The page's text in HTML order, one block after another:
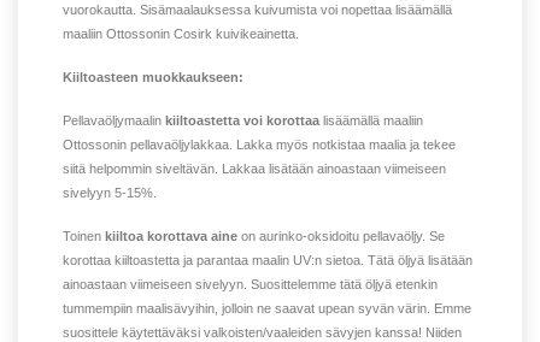
vuorokautta. Sisämaalauksessa kuivumista voi nopettaa lisäämällä
maaliin Ottossonin Cosirk kuivikeainetta.
Kiiltoasteen muokkaukseen:
Pellavaöljymaalin kiiltoastetta voi korottaa lisäämällä maaliin
Ottossonin pellavaöljylakkaa. Lakka myös notkistaa maalia ja tekee
siitä helpommin siveltävän. Lakkaa lisätään ainoastaan viimeiseen
sivelyyn 5-15%.
Toinen kiiltoa korottava aine on aurinko-oksidoitu pellavaöljy. Se
korottaa kiiltoastetta ja parantaa maalin UV:n sietoa. Tätä öljyä lisätään
ainoastaan viimeiseen sivelyyn. Suosittelemme tätä öljyä etenkin
tummempiin maalisävyihin, jolloin ne saavat upean syvän värin. Emme
suosittele käytettäväksi valkoisten/vaaleiden sävyjen kanssa! Niiden